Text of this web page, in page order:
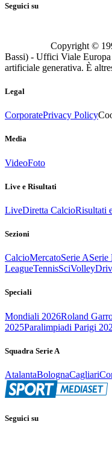
Seguici su
Copyright ©
Bassi) - Uffici Viale
artificiale generativa. È
Legal
CorporatePrivacy Policy
Media
VideoFoto
Live e Risultati
LiveDiretta CalcioRisultati
Sezioni
CalcioMercatoSerie ASerie
LeagueTennisSciVolley
Speciali
Mondiali 2026Roland
2025Paralimpiadi Parigi
Squadra Serie A
AtalantaBolognaCagliari
Seguici su